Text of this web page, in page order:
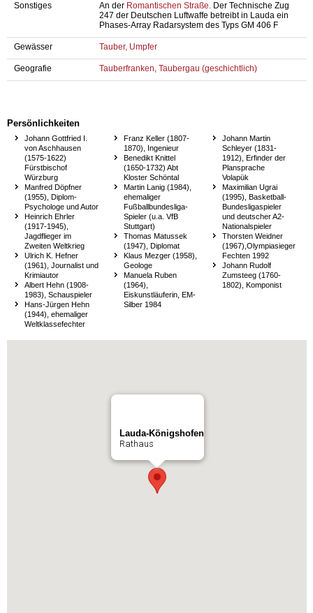
Sonstiges An der Romantischen Straße. Der Technische Zug
247 der Deutschen Luftwaffe betreibt in Lauda ein
Phases-Array Radarsystem des Typs GM 406 F
Gewässer Tauber, Umpfer
Geografie Tauberfranken, Taubergau (geschichtlich)
Persönlichkeiten
Johann Gottfried I.
von Aschhausen
(1575-1622)
Fürstbischof
Würzburg
Manfred Döpfner
(1955), Diplom-
Psychologe und Autor
Heinrich Ehrler
(1917-1945),
Jagdflieger im
Zweiten Weltkrieg
Ulrich K. Hefner
(1961), Journalist und
Krimiautor
Albert Hehn (1908-
1983), Schauspieler
Hans-Jürgen Hehn
(1944), ehemaliger
Weltklassefechter
Franz Keller (1807-
1870), Ingenieur
Benedikt Knittel
(1650-1732) Abt
Kloster Schöntal
Martin Lanig (1984),
ehemaliger
Fußballbundesliga-
Spieler (u.a. VfB
Stuttgart)
Thomas Matussek
(1947), Diplomat
Klaus Mezger (1958),
Geologe
Manuela Ruben
(1964),
Eiskunstläuferin, EM-
Silber 1984
Johann Martin
Schleyer (1831-
1912), Erfinder der
Plansprache
Volapük
Maximilian Ugrai
(1995), Basketball-
Bundesligaspieler
und deutscher A2-
Nationalspieler
Thorsten Weidner
(1967),Olympiasieger
Fechten 1992
Johann Rudolf
Zumsteeg (1760-
1802), Komponist
Lauda-Königshofen
Rathaus